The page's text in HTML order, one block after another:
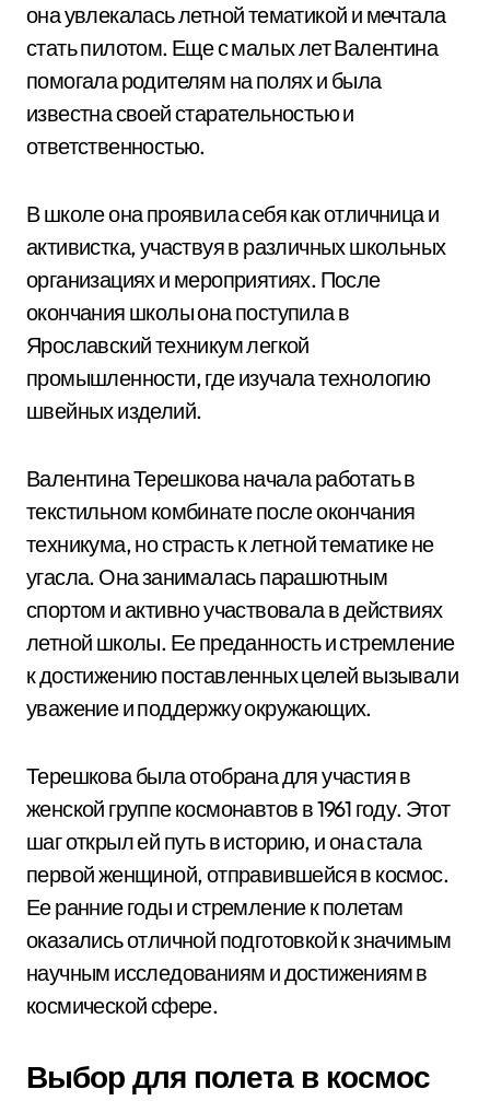
она увлекалась летной тематикой и мечтала
стать пилотом. Еще с малых лет Валентина
помогала родителям на полях и была
известна своей старательностью и
ответственностью.
В школе она проявила себя как отличница и
активистка, участвуя в различных школьных
организациях и мероприятиях. После
окончания школы она поступила в
Ярославский техникум легкой
промышленности, где изучала технологию
швейных изделий.
Валентина Терешкова начала работать в
текстильном комбинате после окончания
техникума, но страсть к летной тематике не
угасла. Она занималась парашютным
спортом и активно участвовала в действиях
летной школы. Ее преданность и стремление
к достижению поставленных целей вызывали
уважение и поддержку окружающих.
Терешкова была отобрана для участия в
женской группе космонавтов в 1961 году. Этот
шаг открыл ей путь в историю, и она стала
первой женщиной, отправившейся в космос.
Ее ранние годы и стремление к полетам
оказались отличной подготовкой к значимым
научным исследованиям и достижениям в
космической сфере.
Выбор для полета в космос